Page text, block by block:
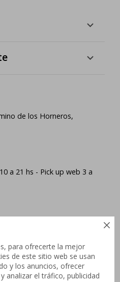

para ofrecerte la mejor
de este sitio web se usan
y los anuncios, ofrecer
analizar el tráfico, publicidad
de los Horneros,
a 21 hs - Pick up web 3 a